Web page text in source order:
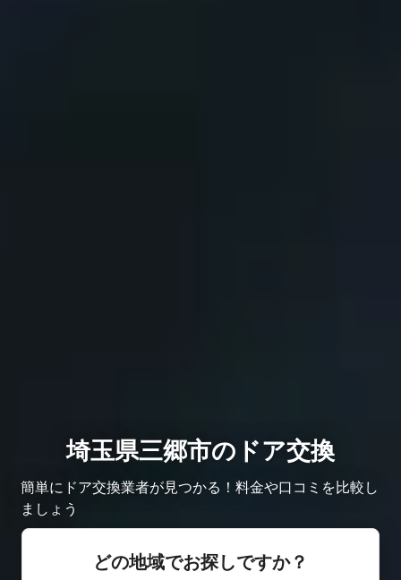
埼玉県三郷市のドア交換
簡単にドア交換業者が見つかる！料金や口コミを比較し
ましょう
どの地域でお探しですか？